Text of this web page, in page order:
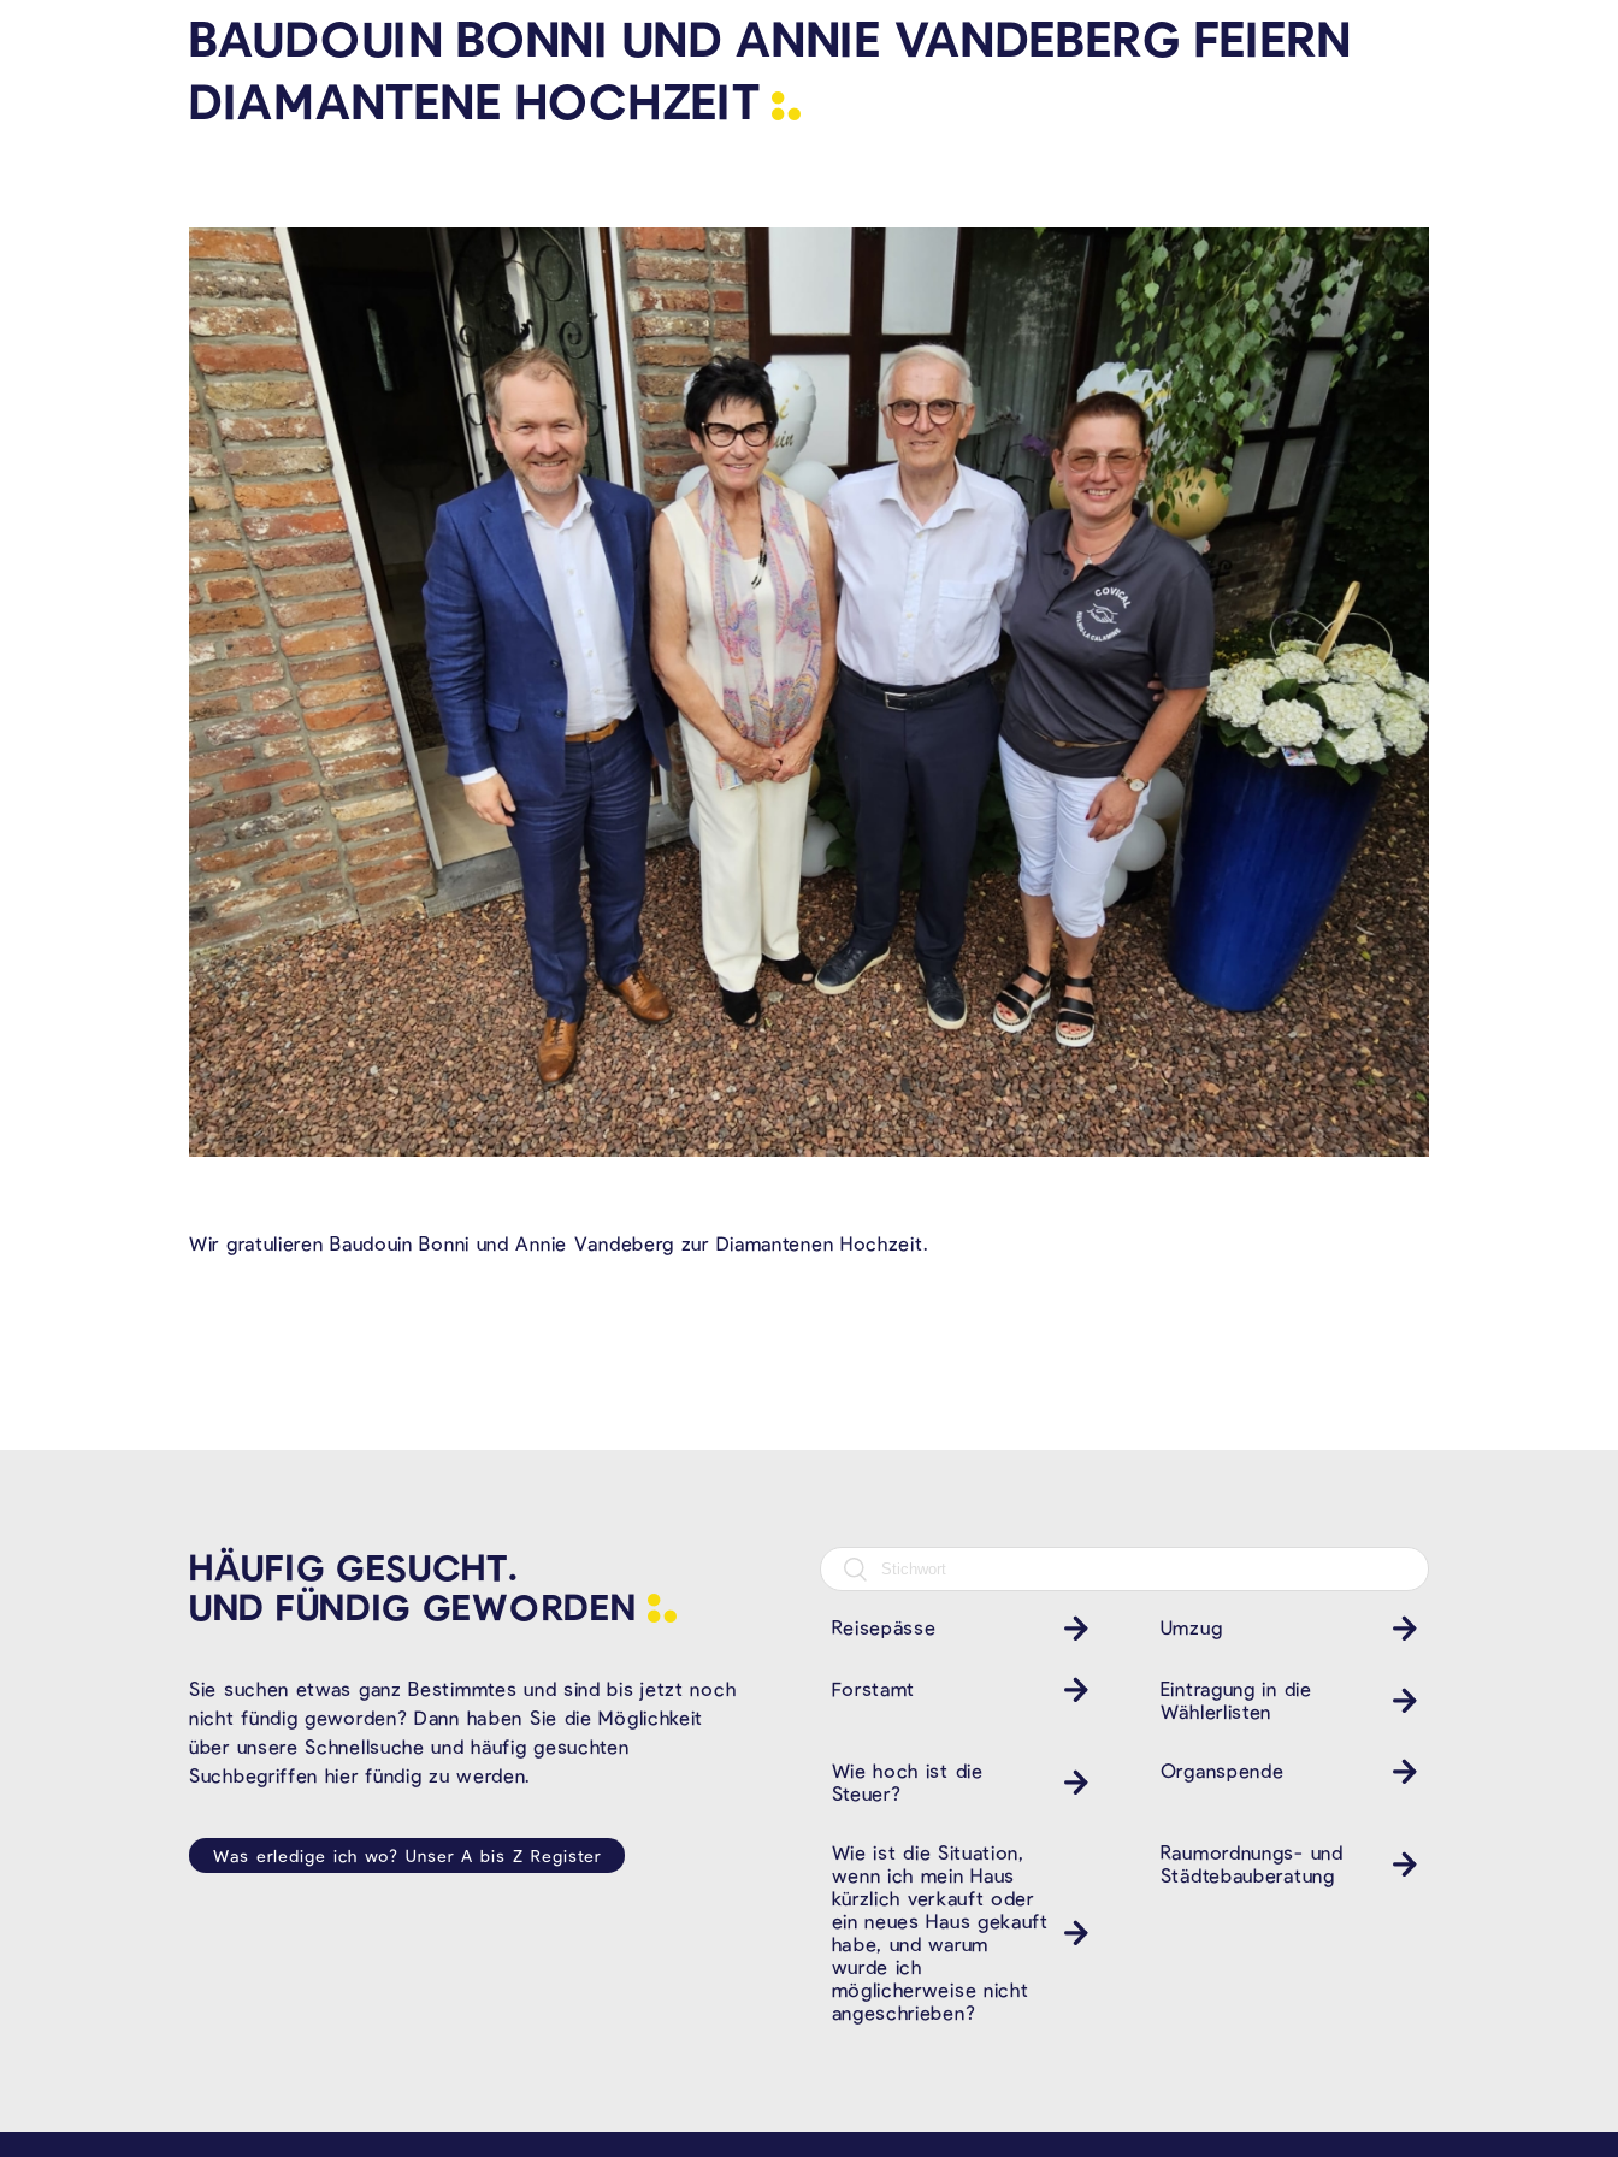
BAUDOUIN BONNI UND ANNIE VANDEBERG FEIERN
DIAMANTENE HOCHZEIT
Wir gratulieren Baudouin Bonni und Annie Vandeberg zur Diamantenen Hochzeit.
HÄUFIG GESUCHT.
UND FÜNDIG GEWORDEN
Sie suchen etwas ganz Bestimmtes und sind bis jetzt noch
nicht fündig geworden? Dann haben Sie die Möglichkeit
über unsere Schnellsuche und häufig gesuchten
Suchbegriffen hier fündig zu werden.
Was erledige ich wo? Unser A bis Z Register
Reisepässe Umzug
Forstamt
Eintragung in die
Wählerlisten
Wie hoch ist die
Steuer?
Organspende
Wie ist die Situation,
wenn ich mein Haus
kürzlich verkauft oder
ein neues Haus gekauft
habe, und warum
wurde ich
möglicherweise nicht
angeschrieben?
Raumordnungs- und
Städtebauberatung